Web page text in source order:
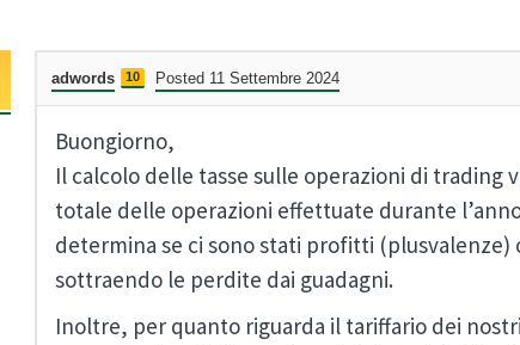
adwords 10 Posted 11 Settembre 2024
Buongiorno,
Il calcolo delle tasse sulle operazioni di trading
totale delle operazioni effettuate durante
determina se ci sono stati profitti
sottraendo le perdite dai guadagni.
Inoltre, per quanto riguarda il tariffario dei